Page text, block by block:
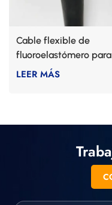
Cable flexible de
fluoroelastómero para
uso naval
LEER MÁS